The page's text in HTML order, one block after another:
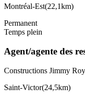
Montréal-Est(22,1km)
Permanent
Temps plein
Agent/agente des
Constructions Jimmy
Saint-Victor(24,5km)